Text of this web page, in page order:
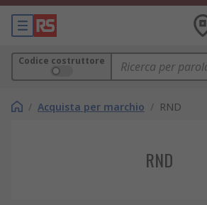
Codice costruttore
/ Acquista per marchio / RND
RND